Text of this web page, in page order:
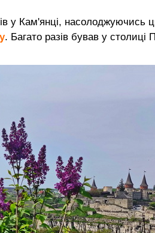
у Кам'янці, насолоджуючись
. Багато разів бував у столиці